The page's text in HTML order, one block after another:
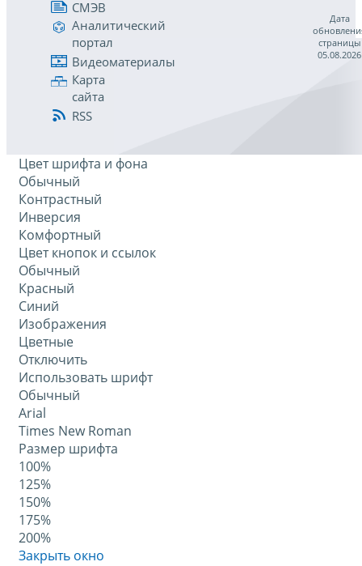
СМЭВ
Аналитический
портал
Видеоматериалы
Карта
сайта
RSS
Дата
страницы
05.08.2026
Цвет шрифта и фона
Обычный
Контрастный
Инверсия
Комфортный
Цвет кнопок и ссылок
Обычный
Красный
Синий
Изображения
Цветные
Отключить
Использовать шрифт
Обычный
Arial
Times New Roman
Размер шрифта
100%
125%
150%
175%
200%
Закрыть окно